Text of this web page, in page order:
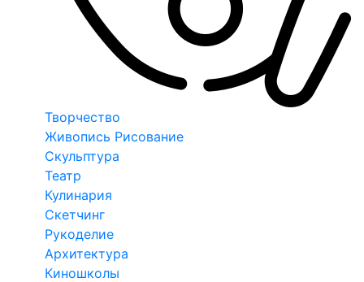
Творчество
Живопись Рисование
Скульптура
Театр
Кулинария
Скетчинг
Рукоделие
Архитектура
Киношколы